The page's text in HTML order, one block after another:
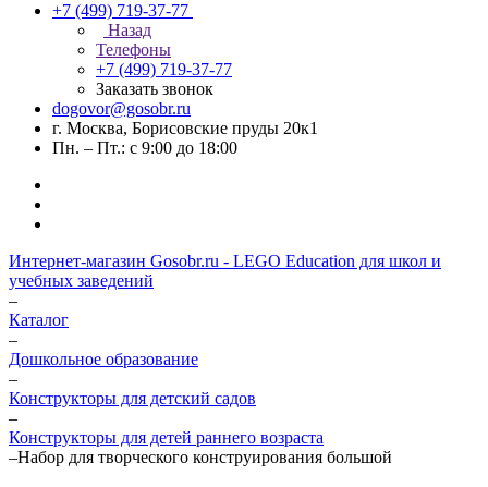
+7 (499) 719-37-77
Назад
Телефоны
+7 (499) 719-37-77
Заказать звонок
dogovor@gosobr.ru
г. Москва, Борисовские пруды 20к1
Пн. – Пт.: с 9:00 до 18:00
Интернет-магазин Gosobr.ru - LEGO Education для школ и
учебных заведений
–
Каталог
–
Дошкольное образование
–
Конструкторы для детский садов
–
Конструкторы для детей раннего возраста
–Набор для творческого конструирования большой